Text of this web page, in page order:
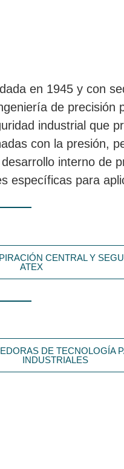
en 1945 y con
de precisión
industrial que
con la presión,
interno de
específicas para
CENTRAL Y
ATEX
DE TECNOLOGÍA
INDUSTRIALES